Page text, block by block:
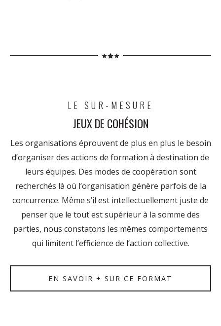
LE SUR-MESURE
JEUX DE COHÉSION
Les organisations éprouvent de plus en plus le besoin
d’organiser des actions de formation à destination de
leurs équipes. Des modes de coopération sont
recherchés là où l’organisation génère parfois de la
concurrence. Même s’il est intellectuellement juste de
penser que le tout est supérieur à la somme des
parties, nous constatons les mêmes comportements
qui limitent l’efficience de l’action collective.
EN SAVOIR + SUR CE FORMAT